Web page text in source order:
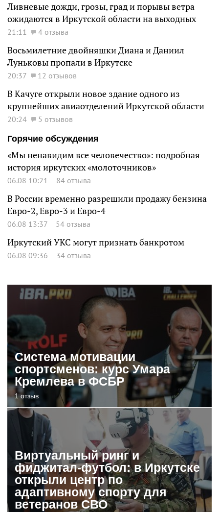
Ливневые дожди, грозы, град и порывы ветра
ожидаются в Иркутской области на выходных
21:11 4 отзыва
Восьмилетние двойняшки Диана и Даниил
Луньковы пропали в Иркутске
20:37 12 отзывов
В Качуге открыли новое здание одного из
крупнейших авиаотделений Иркутской области
20:24
5 отзывов
Горячие обсуждения
«Мы ненавидим все человечество»: подробная
история иркутских «молоточников»
06.08 10:21 84 отзыва
В России временно разрешили продажу бензина
Евро-2, Евро-3 и Евро-4
06.08 13:37 54 отзыва
Иркутский УКС могут признать банкротом
06.08 09:36 34 отзыва
Система мотивации
спортсменов: курс Умара
Кремлева в ФСБР
1 отзыв
Виртуальный ринг и
фиджитал-футбол: в Иркутске
открыли центр по
адаптивному спорту для
ветеранов СВО